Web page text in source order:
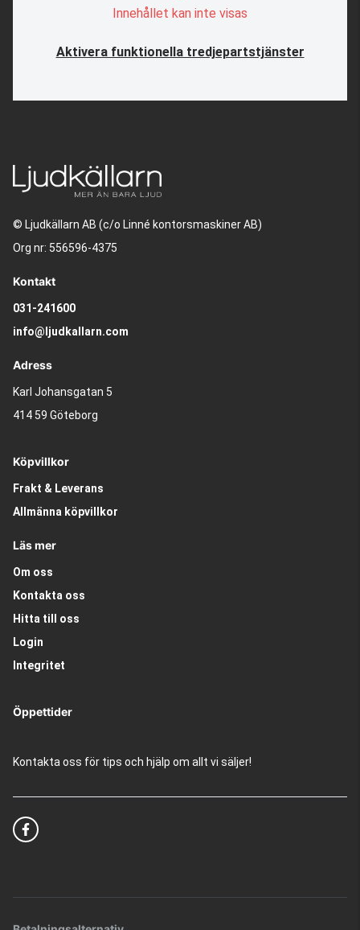
Innehållet kan inte visas
Aktivera funktionella tredjepartstjänster
© Ljudkällarn AB (c/o Linné kontorsmaskiner AB)
Org nr: 556596-4375
Kontakt
031-241600
info@ljudkallarn.com
Adress
Karl Johansgatan 5
414 59 Göteborg
Köpvillkor
Frakt & Leverans
Allmänna köpvillkor
Läs mer
Om oss
Kontakta oss
Hitta till oss
Login
Integritet
Öppettider
Kontakta oss för tips och hjälp om allt vi säljer!